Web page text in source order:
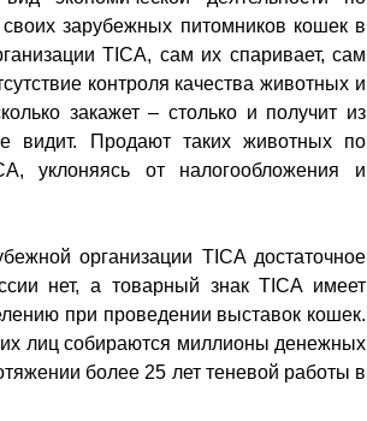
зарубежных питомников кошек в
TICA, сам их спаривает, сам
контроля качества животных и
закажет – столько и получит из
видит. Продают таких животных по
уклоняясь от налогообложения и
организации TICA достаточное
нет, а товарный знак TICA имеет
при проведении выставок кошек.
лиц собираются миллионы денежных
более 25 лет теневой работы в